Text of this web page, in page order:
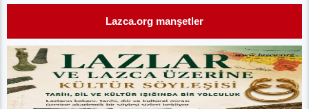
Lazca.org manşetler